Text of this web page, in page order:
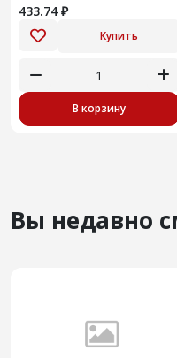
433.74 ₽
Купить
В корзину
Вы недавно